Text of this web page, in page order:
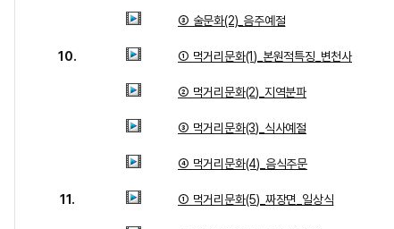
③ 술문화(2)_음주예절
10. ① 먹거리문화(1)_본원적특징_변천사
② 먹거리문화(2)_지역분파
③ 먹거리문화(3)_식사예절
④ 먹거리문화(4)_음식주문
11. ① 먹거리문화(5)_짜장면_일상식